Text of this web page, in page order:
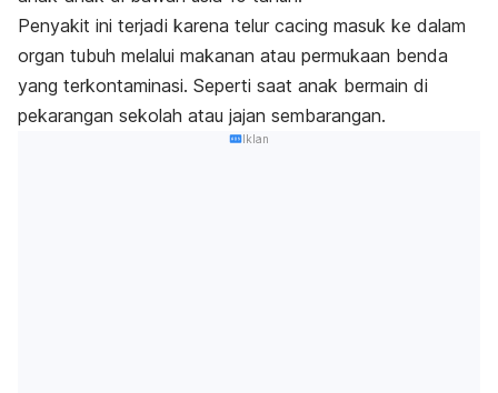
Penyakit ini terjadi karena telur cacing masuk ke dalam
organ tubuh melalui makanan atau permukaan benda
yang terkontaminasi. Seperti saat anak bermain di
pekarangan sekolah atau jajan sembarangan.
Iklan